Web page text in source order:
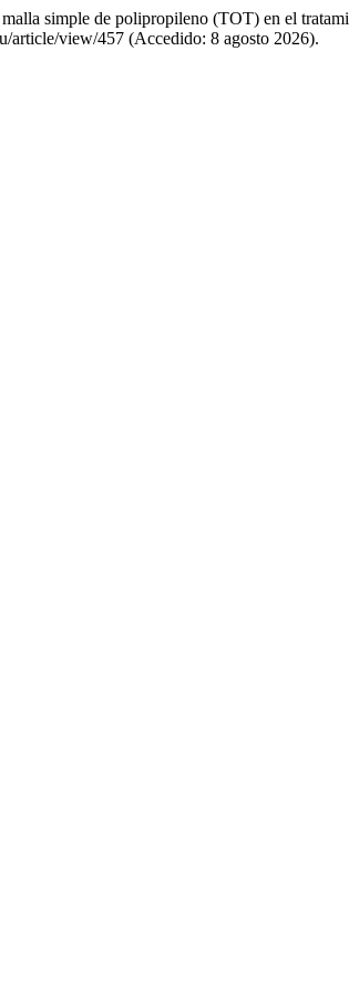
simple de polipropileno (TOT) en el
article/view/457 (Accedido: 8 agosto 2026).